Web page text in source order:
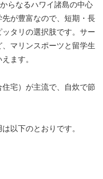
らなるハワイ諸島の中心
が豊富なので、短期・長
タリの選択肢です。サー
マリンスポーツと留学生
ます。
宅）が主流で、自炊で節
以下のとおりです。